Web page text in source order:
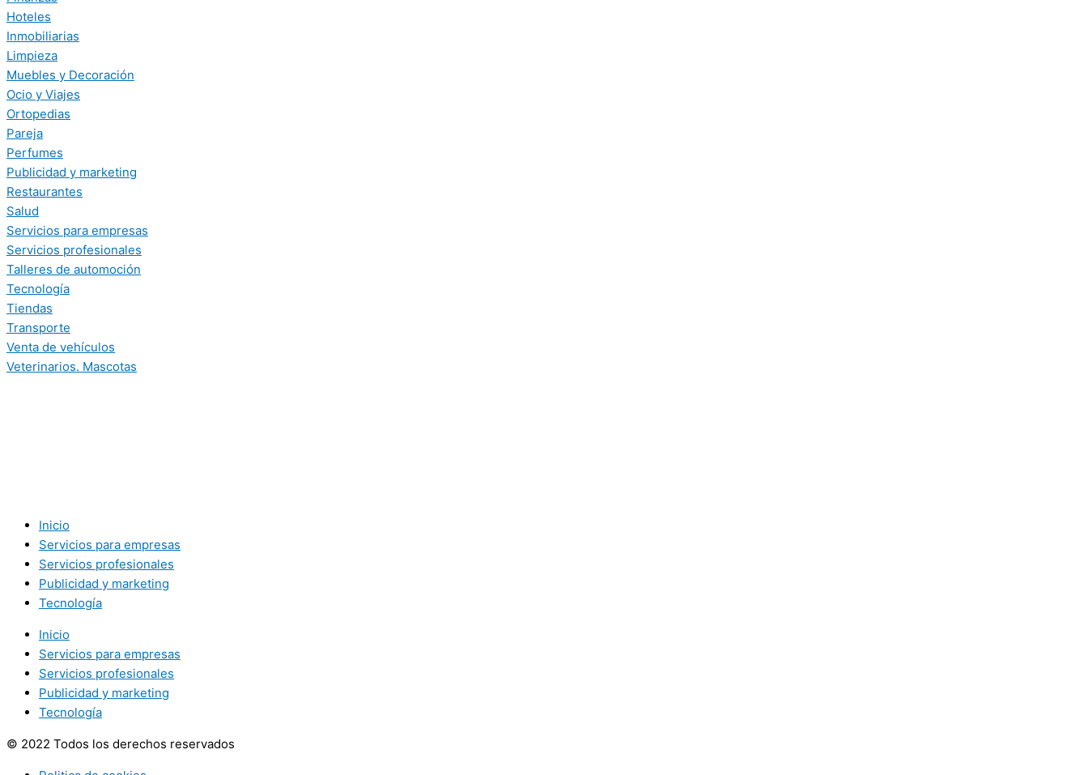
Hoteles
Inmobiliarias
Limpieza
Muebles y Decoración
Ocio y Viajes
Ortopedias
Pareja
Perfumes
Publicidad y marketing
Restaurantes
Salud
Servicios para empresas
Servicios profesionales
Talleres de automoción
Tecnología
Tiendas
Transporte
Venta de vehículos
Veterinarios. Mascotas
Inicio
Servicios para empresas
Servicios profesionales
Publicidad y marketing
Tecnología
Inicio
Servicios para empresas
Servicios profesionales
Publicidad y marketing
Tecnología
© 2022 Todos los derechos reservados